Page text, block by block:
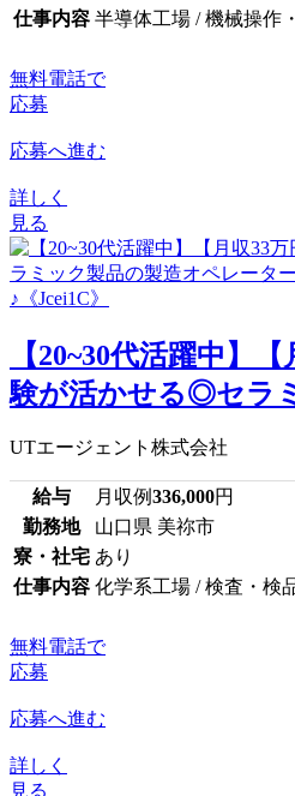
仕事内容 半導体工場 / 機械操作
無料電話で
応募
応募へ進む
詳しく
見る
【20~30代活躍中】
験が活かせる◎セラ
UTエージェント株式会社
給与 月収例336,000円
勤務地
山口県 美祢市
寮・社宅 あり
仕事内容 化学系工場 / 検査・検
無料電話で
応募
応募へ進む
詳しく
見る